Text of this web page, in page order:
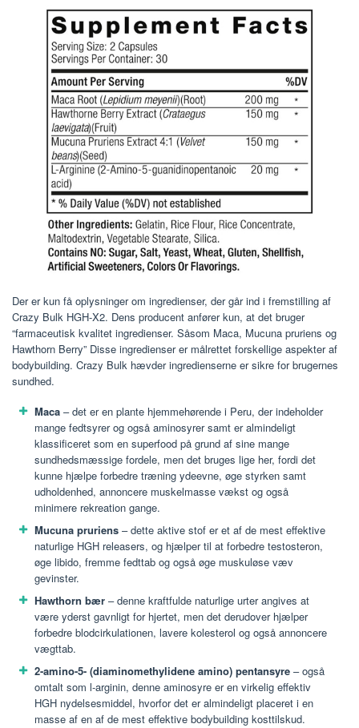
Der er kun få oplysninger om ingredienser, der går ind i fremstilling af
Crazy Bulk HGH-X2. Dens producent anfører kun, at det bruger
“farmaceutisk kvalitet ingredienser. Såsom Maca, Mucuna pruriens og
Hawthorn Berry” Disse ingredienser er målrettet forskellige aspekter af
bodybuilding. Crazy Bulk hævder ingredienserne er sikre for brugernes
sundhed.
Maca – det er en plante hjemmehørende i Peru, der indeholder
mange fedtsyrer og også aminosyrer samt er almindeligt
klassificeret som en superfood på grund af sine mange
sundhedsmæssige fordele, men det bruges lige her, fordi det
kunne hjælpe forbedre træning ydeevne, øge styrken samt
udholdenhed, annoncere muskelmasse vækst og også
minimere rekreation gange.
Mucuna pruriens – dette aktive stof er et af de mest effektive
naturlige HGH releasers, og hjælper til at forbedre testosteron,
øge libido, fremme fedttab og også øge muskuløse væv
gevinster.
Hawthorn bær – denne kraftfulde naturlige urter angives at
være yderst gavnligt for hjertet, men det derudover hjælper
forbedre blodcirkulationen, lavere kolesterol og også annoncere
vægttab.
2-amino-5- (diaminomethylidene amino) pentansyre – også
omtalt som l-arginin, denne aminosyre er en virkelig effektiv
HGH nydelsesmiddel, hvorfor det er almindeligt placeret i en
masse af en af de mest effektive bodybuilding kosttilskud.